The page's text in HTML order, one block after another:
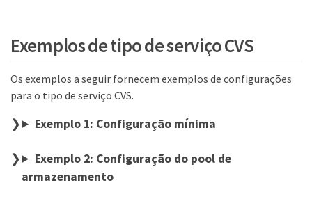
Exemplos de tipo de serviço CVS
Os exemplos a seguir fornecem exemplos de configurações
para o tipo de serviço CVS.
Exemplo 1: Configuração mínima
Exemplo 2: Configuração do pool de
armazenamento